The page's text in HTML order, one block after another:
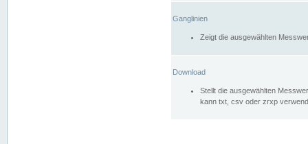
Ganglinien
Zeigt die ausgewählten
Download
Stellt die ausgewählten
kann txt, csv oder zrxp